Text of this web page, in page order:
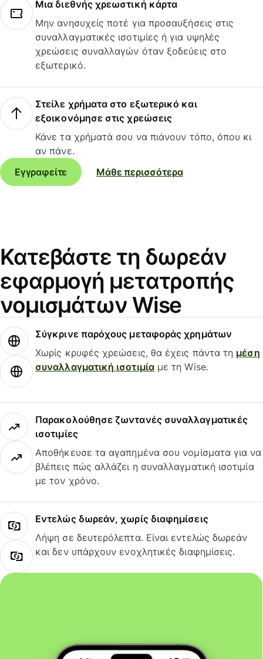
Μια διεθνής χρεωστική κάρτα
Μην ανησυχείς ποτέ για προσαυξήσεις στις
συναλλαγματικές ισοτιμίες ή για υψηλές
χρεώσεις συναλλαγών όταν ξοδεύεις στο
εξωτερικό.
Στείλε χρήματα στο εξωτερικό και
εξοικονόμησε στις χρεώσεις
Κάνε τα χρήματά σου να πιάνουν τόπο, όπου κι
αν πάνε.
Εγγραφείτε
Μάθε περισσότερα
Κατεβάστε τη δωρεάν
εφαρμογή μετατροπής
νομισμάτων Wise
Σύγκρινε παρόχους μεταφοράς χρημάτων
Χωρίς κρυφές χρεώσεις, θα έχεις πάντα τη μέση
συναλλαγματική ισοτιμίαμε τη Wise.
Παρακολούθησε ζωντανές συναλλαγματικές
ισοτιμίες
Αποθήκευσε τα αγαπημένα σου νομίσματα για να
βλέπεις πώς αλλάζει η συναλλαγματική ισοτιμία
με τον χρόνο.
Εντελώς δωρεάν, χωρίς διαφημίσεις
Λήψη σε δευτερόλεπτα. Είναι εντελώς δωρεάν
και δεν υπάρχουν ενοχλητικές διαφημίσεις.